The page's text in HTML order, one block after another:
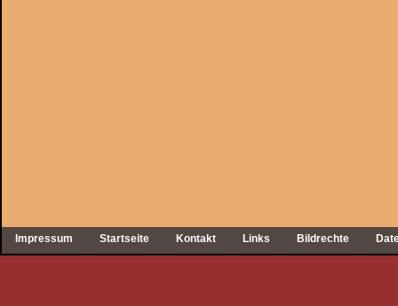
Impressum Startseite Kontakt Links Bildrechte